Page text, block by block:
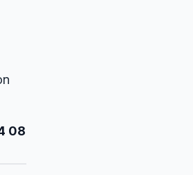
08